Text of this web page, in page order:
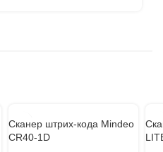
Сканер штрих-кода Mindeo
CR40-1D